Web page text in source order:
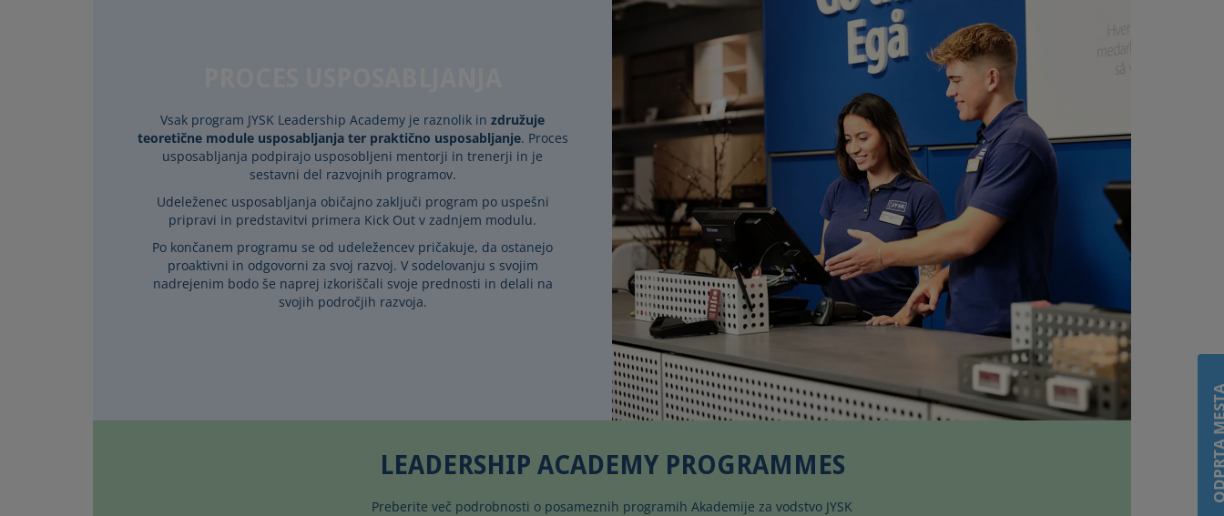
Vsak program JYSK Leadership Academy je raznolik in združuje
teoretične module usposabljanja ter praktično usposabljanje. Proces
usposabljanja podpirajo usposobljeni mentorji in trenerji in je
sestavni del razvojnih programov.
Udeleženec usposabljanja običajno zaključi program po uspešni
pripravi in predstavitvi primera Kick Out v zadnjem modulu.
Po končanem programu se od udeležencev pričakuje, da ostanejo
proaktivni in odgovorni za svoj razvoj. V sodelovanju s svojim
nadrejenim bodo še naprej izkoriščali svoje prednosti in delali na
svojih področjih razvoja.
LEADERSHIP ACADEMY PROGRAMMES
Preberite več podrobnosti o posameznih programih Akademije za vodstvo JYSK